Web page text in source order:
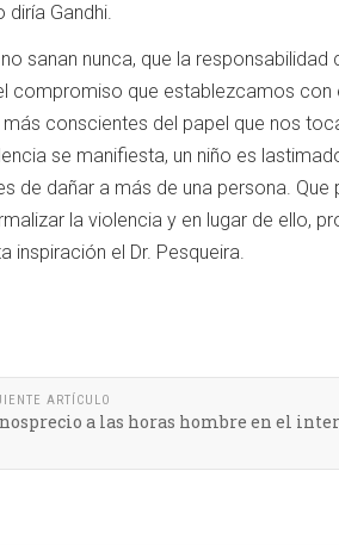
Gandhi.
nunca, que la responsabilidad
compromiso que establezcamos
conscientes del papel que nos
se manifiesta, un niño es
de dañar a más de una persona.
la violencia y en lugar de ello,
inspiración el Dr. Pesqueira.
ARTÍCULO
a las horas hombre en el